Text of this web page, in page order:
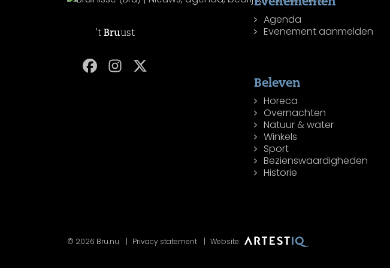
't Bruust
Agenda
Evenement aanmelden
Beleven
Horeca
Overnachten
Natuur & water
Winkels
Sport
Bezienswaardigheden
Historie
© 2026 Bru.nu Privacy statement Website: